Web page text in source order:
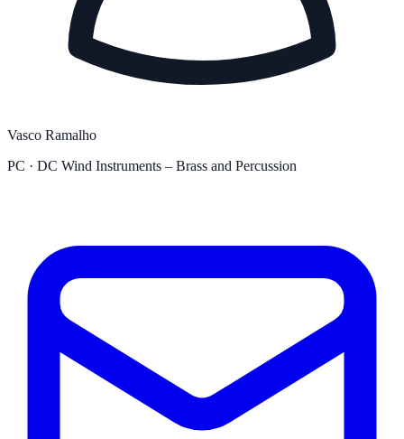
Vasco Ramalho
PC · DC Wind Instruments – Brass and Percussion